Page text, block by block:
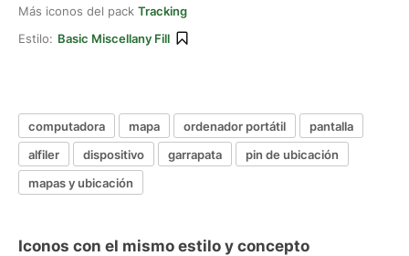
Más iconos del pack Tracking
Estilo: Basic Miscellany Fill
computadora mapa ordenador portátil
pantalla
alfiler
dispositivo garrapata
pin de ubicación
mapas y ubicación
Iconos con el mismo estilo y concepto